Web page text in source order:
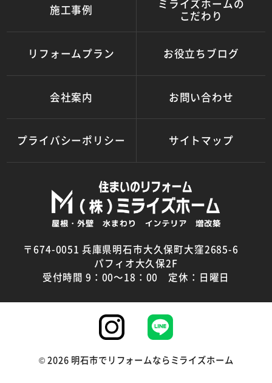
施工事例
ミライズホームの
こだわり
リフォームプラン お役立ちブログ
会社案内 お問い合わせ
プライバシーポリシー サイトマップ
〒674-0051 兵庫県明石市大久保町大窪2685-6
パフィオ大久保2F
受付時間 9：00～18：00 定休：日曜日
©2026 明石市でリフォームならミライズホーム